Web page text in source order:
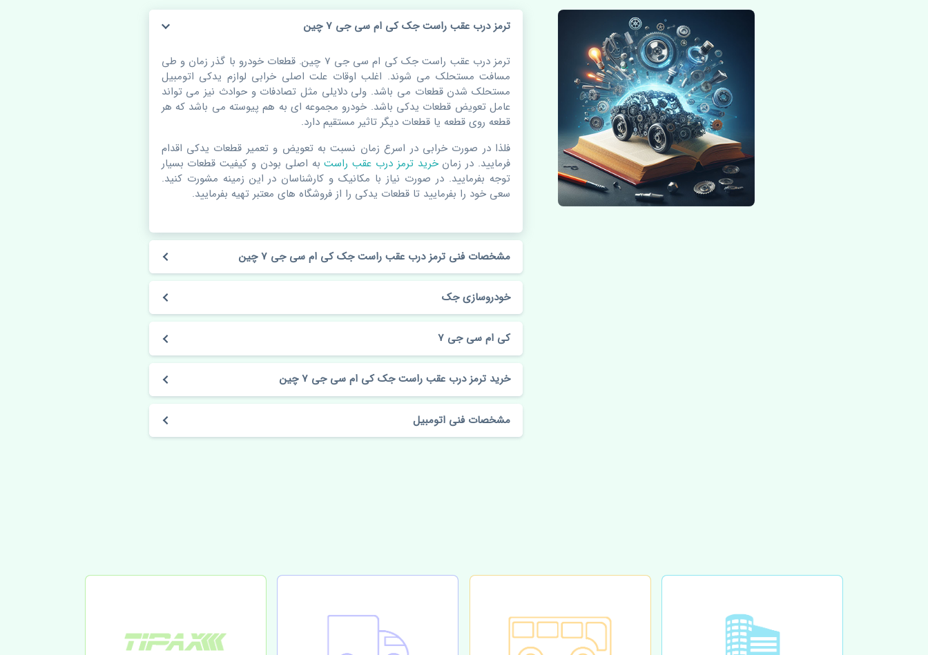
ترمز درب عقب راست جک کی ام سی جی 7 چین
ترمز درب عقب راست جک کی ام سی جی 7 چین. قطعات خودرو با گذر زمان و طی
مسافت مستحلک می شوند. اغلب اوقات علت اصلی خرابی لوازم یدکی اتومبیل
مستحلک شدن قطعات می باشد. ولی دلایلی مثل تصادفات و حوادث نیز می تواند
عامل تعویض قطعات یدکی باشد. خودرو مجموعه ای به هم پیوسته می باشد که هر
قطعه روی قطعه یا قطعات دیگر تاثیر مستقیم دارد.
فلذا در صورت خرابی در اسرع زمان نسبت به تعویض و تعمیر قطعات یدکی اقدام
فرمایید. در زمانخرید ترمز درب عقب راست به اصلی بودن و کیفیت قطعات بسیار
توجه بفرمایید. در صورت نیاز با مکانیک و کارشناسان در این زمینه مشورت کنید.
سعی خود را بفرمایید تا قطعات یدکی را از فروشگاه های معتبر تهیه بفرمایید.
مشخصات فنی ترمز درب عقب راست جک کی ام سی جی 7 چین
خودروسازی جک
کی ام سی جی 7
خرید ترمز درب عقب راست جک کی ام سی جی 7 چین
مشخصات فنی اتومبیل